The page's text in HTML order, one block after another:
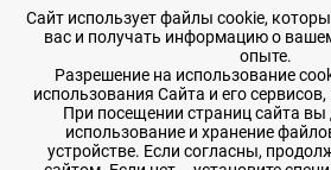
192148, г. Санкт-Петербург,
дом 36
+7 (812) 565-06-52
Время работы: пн-пт, 10:00 - 18:00
E-mail:sale@radioelementy.ru
Сайт использует файлы cookie,
вас и получать информацию о
опыте.
Разрешение на использование
использования Сайта и его
При посещении страниц сайта вы
использование и хранение
устройстве. Если согласны,